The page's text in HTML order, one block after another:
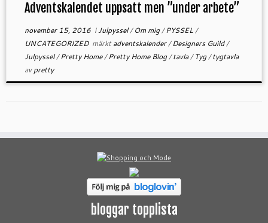
Adventskalendet uppsatt men ”under arbete”
november 15, 2016iJulpyssel/Om mig/PYSSEL/
UNCATEGORIZED märktadventskalender/Designers Guild/
Julpyssel/Pretty Home/Pretty Home Blog/tavla/Tyg/tygtavla
avpretty
bloggar topplista